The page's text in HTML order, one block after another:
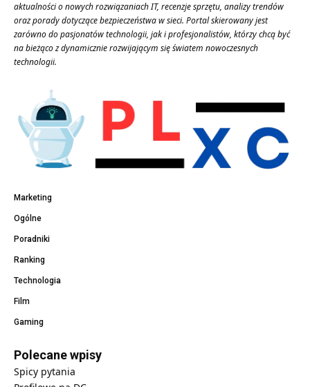
aktualności o nowych rozwiązaniach IT, recenzje sprzętu, analizy trendów
oraz porady dotyczące bezpieczeństwa w sieci. Portal skierowany jest
zarówno do pasjonatów technologii, jak i profesjonalistów, którzy chcą być
na bieżąco z dynamicznie rozwijającym się światem nowoczesnych
technologii.
Marketing
Ogólne
Poradniki
Ranking
Technologia
Film
Gaming
Polecane wpisy
Spicy pytania